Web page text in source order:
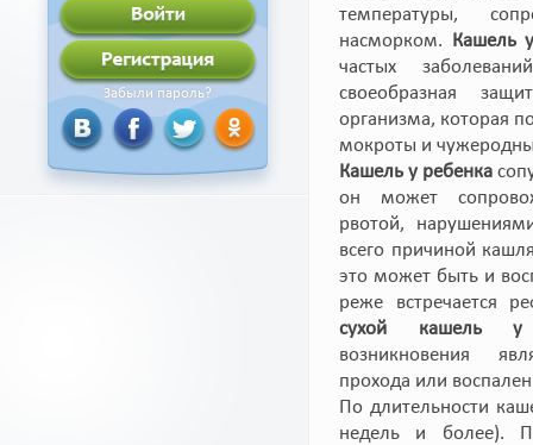
Забыли пароль?
температуры,
насморком.
Кашель
частых
своеобразная
организма, которая
мокроты и
Кашель у ребенка
он может
рвотой,
всего причиной
это может быть и
реже встречается
сухой кашель у
возникновения
прохода или
По длительности
недель и более).